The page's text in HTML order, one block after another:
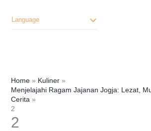
Language
Home
Kuliner
Menjelajahi Ragam Jajanan Jogja: Lezat,
Cerita
2
2